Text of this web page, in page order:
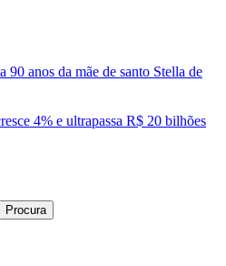
90 anos da mãe de santo Stella de
4% e ultrapassa R$ 20 bilhões
Procura